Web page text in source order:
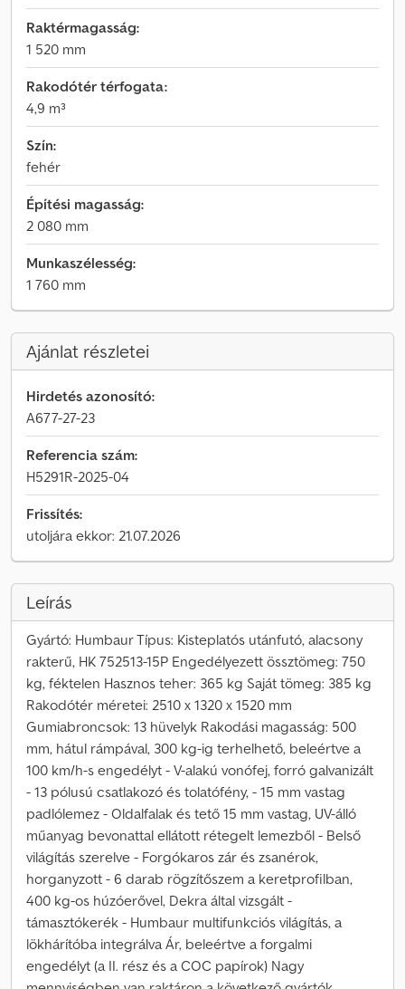
Raktérmagasság:
1 520 mm
Rakodótér térfogata:
4,9 m³
Szín:
fehér
Építési magasság:
2 080 mm
Munkaszélesség:
1 760 mm
Ajánlat részletei
Hirdetés azonosító:
A677-27-23
Referencia szám:
H5291R-2025-04
Frissítés:
utoljára ekkor: 21.07.2026
Leírás
Gyártó: Humbaur Típus: Kisteplatós utánfutó, alacsony
rakterű, HK 752513-15P Engedélyezett össztömeg: 750
kg, féktelen Hasznos teher: 365 kg Saját tömeg: 385 kg
Rakodótér méretei: 2510 x 1320 x 1520 mm
Gumiabroncsok: 13 hüvelyk Rakodási magasság: 500
mm, hátul rámpával, 300 kg-ig terhelhető, beleértve a
100 km/h-s engedélyt - V-alakú vonófej, forró galvanizált
- 13 pólusú csatlakozó és tolatófény, - 15 mm vastag
padlólemez - Oldalfalak és tető 15 mm vastag, UV-álló
műanyag bevonattal ellátott rétegelt lemezből - Belső
világítás szerelve - Forgókaros zár és zsanérok,
horganyzott - 6 darab rögzítőszem a keretprofilban,
400 kg-os húzóerővel, Dekra által vizsgált -
támasztókerék - Humbaur multifunkciós világítás, a
lökhárítóba integrálva Ár, beleértve a forgalmi
engedélyt (a II. rész és a COC papírok) Nagy